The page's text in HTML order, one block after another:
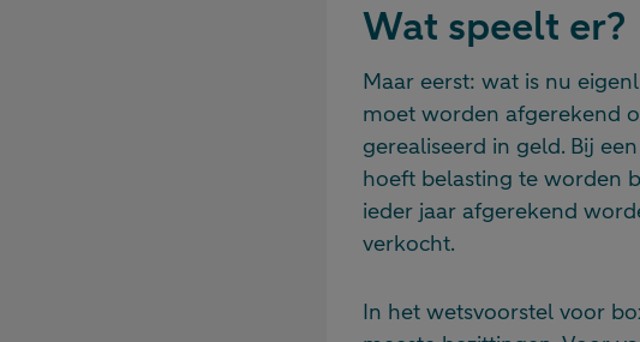
Wat speelt er?
Maar eerst: wat is nu
moet worden afgerekend
gerealiseerd in geld. Bij
hoeft belasting te worden
ieder jaar afgerekend
verkocht.
In het wetsvoorstel voor